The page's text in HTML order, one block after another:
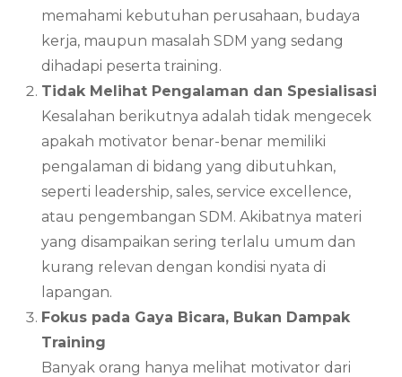
memahami kebutuhan perusahaan, budaya
kerja, maupun masalah SDM yang sedang
dihadapi peserta training.
Tidak Melihat Pengalaman dan Spesialisasi
Kesalahan berikutnya adalah tidak mengecek
apakah motivator benar-benar memiliki
pengalaman di bidang yang dibutuhkan,
seperti leadership, sales, service excellence,
atau pengembangan SDM. Akibatnya materi
yang disampaikan sering terlalu umum dan
kurang relevan dengan kondisi nyata di
lapangan.
Fokus pada Gaya Bicara, Bukan Dampak
Training
Banyak orang hanya melihat motivator dari